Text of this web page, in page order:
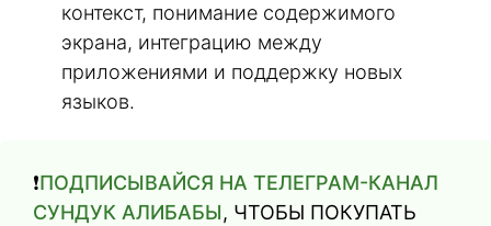
контекст, понимание содержимого
экрана, интеграцию между
приложениями и поддержку новых
языков.
❗️ПОДПИСЫВАЙСЯ НА ТЕЛЕГРАМ-КАНАЛ
СУНДУК АЛИБАБЫ, ЧТОБЫ ПОКУПАТЬ